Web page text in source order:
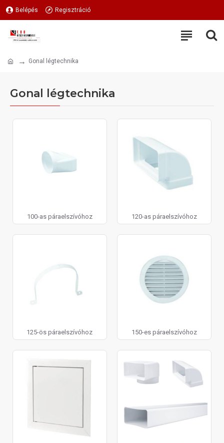
Belépés Regisztráció
Gonal légtechnika
Gonal légtechnika
100-as páraelszívóhoz 120-as páraelszívóhoz
125-ös páraelszívóhoz 150-es páraelszívóhoz